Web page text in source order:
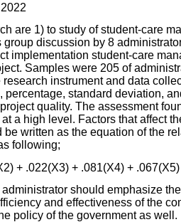
are 1) to study of student-care
discussion by 8
implementation student-care
Samples were 205 of
instrument and data
percentage, standard deviation,
quality. The assessment
a high level. Factors that affect
written as the equation of the
following;
+ .022(X3) + .081(X4) +
should emphasize
and effectiveness of the
policy of the government as well.